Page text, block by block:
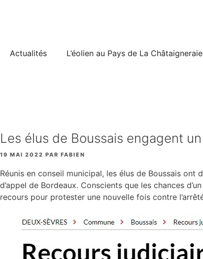
Actualités L’éolien au Pays de La Châtaigneraie
Les élus de Boussais engagent
19 MAI 2022 PAR FABIEN
Réunis en conseil municipal, les élus de Boussais
d’appel de Bordeaux. Conscients que les chances
recours pour protester une nouvelle fois contre